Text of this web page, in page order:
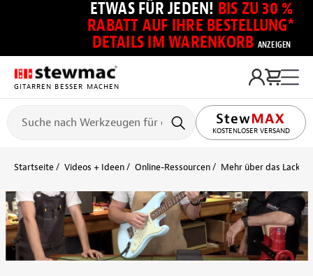
ETWAS FÜR JEDEN! BIS ZU 30 %
RABATT AUF IHRE BESTELLUNG*
DETAILS IM WARENKORB ANZEIGEN
GITARREN BESSER MACHEN
KOSTENLOSER VERSAND
Startseite Videos + Ideen Online-Ressourcen Mehr über das